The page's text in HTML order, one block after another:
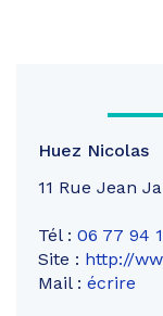
Huez Nicolas
11 Rue Jean
Tél : 06 77 94
Site : http://
Mail : écrire